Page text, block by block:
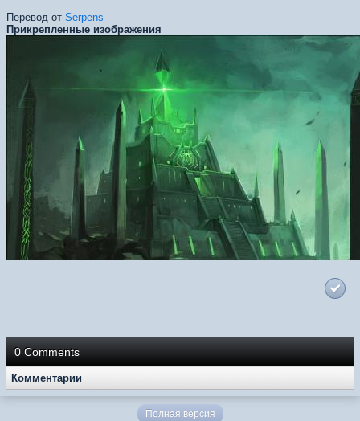
Перевод от Serpens
Прикрепленные изображения
0 Comments
Комментарии
Полная версия